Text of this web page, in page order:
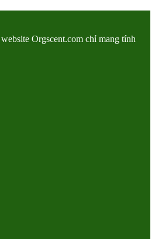
Orgscent.com chỉ mang tính